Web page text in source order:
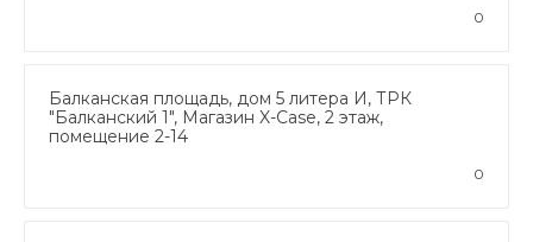
0
Балканская площадь, дом 5 литера И, ТРК
"Балканский 1", Магазин X-Case, 2 этаж,
помещение 2-14
0